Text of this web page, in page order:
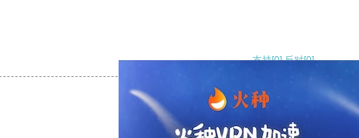
支持[0] 反对[0]